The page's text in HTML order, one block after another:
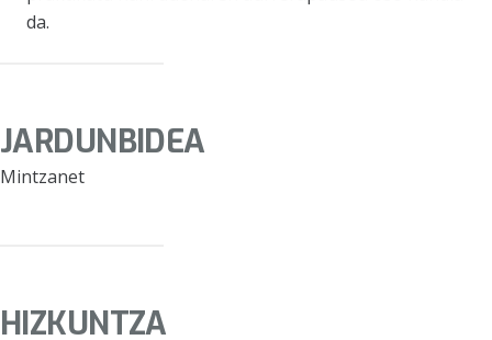
da.
JARDUNBIDEA
Mintzanet
HIZKUNTZA